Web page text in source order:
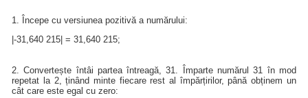
1. Începe cu versiunea pozitivă a numărului:
|-31,640 215| = 31,640 215;
2. Convertește întâi partea întreagă, 31. Împarte numărul 31 în mod
repetat la 2, ținând minte fiecare rest al împărțirilor, până obținem un
cât care este egal cu zero: